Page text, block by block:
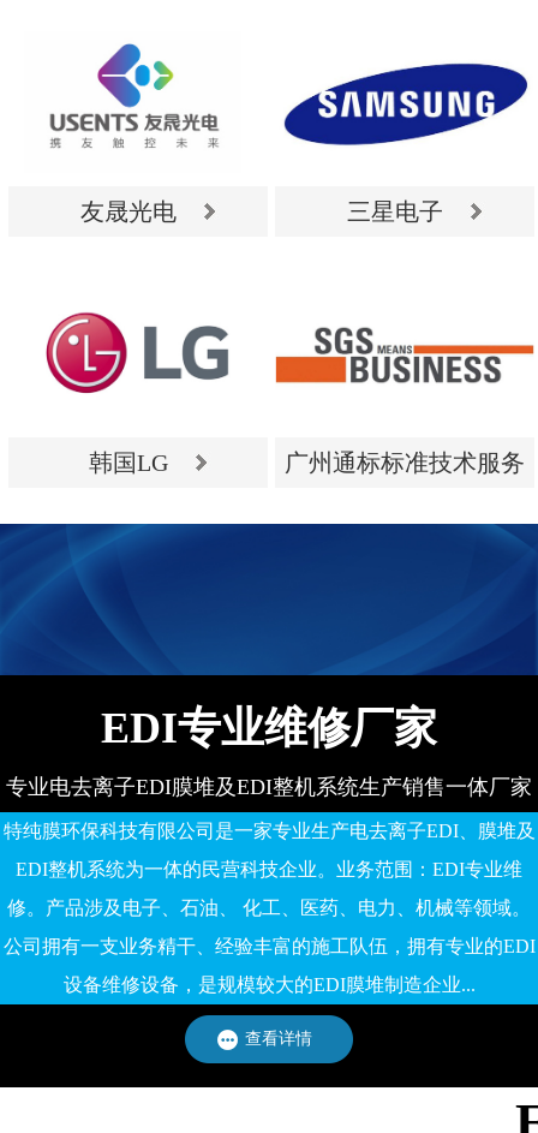
友晟光电
友晟光电
三星电子
三星电子
韩国LG
广州通标标准技术服务
EDI专业维修厂家
专业电去离子EDI膜堆及EDI整机系统生产销售一体厂家
特纯膜环保科技有限公司是一家专业生产电去离子EDI、膜堆及
EDI整机系统为一体的民营科技企业。业务范围：EDI专业维
修。产品涉及电子、石油、 化工、医药、电力、机械等领域。
公司拥有一支业务精干、经验丰富的施工队伍，拥有专业的EDI
设备维修设备，是规模较大的EDI膜堆制造企业...
查看详情